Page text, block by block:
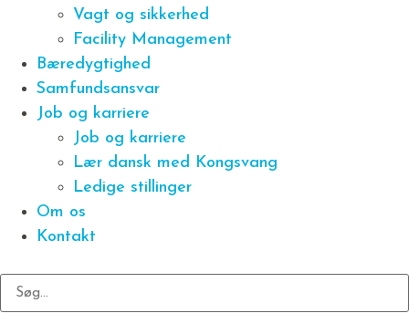
Vagt og sikkerhed
Facility Management
Bæredygtighed
Samfundsansvar
Job og karriere
Job og karriere
Lær dansk med Kongsvang
Ledige stillinger
Om os
Kontakt